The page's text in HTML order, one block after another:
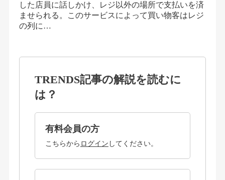
した店員に話しかけ、レジ以外の場所で支払いを済
ませられる。このサービスによって買い物客はレジ
の列に…
TRENDS記事の解説を読むに
は？
有料会員の方
こちらから ログイン してください。